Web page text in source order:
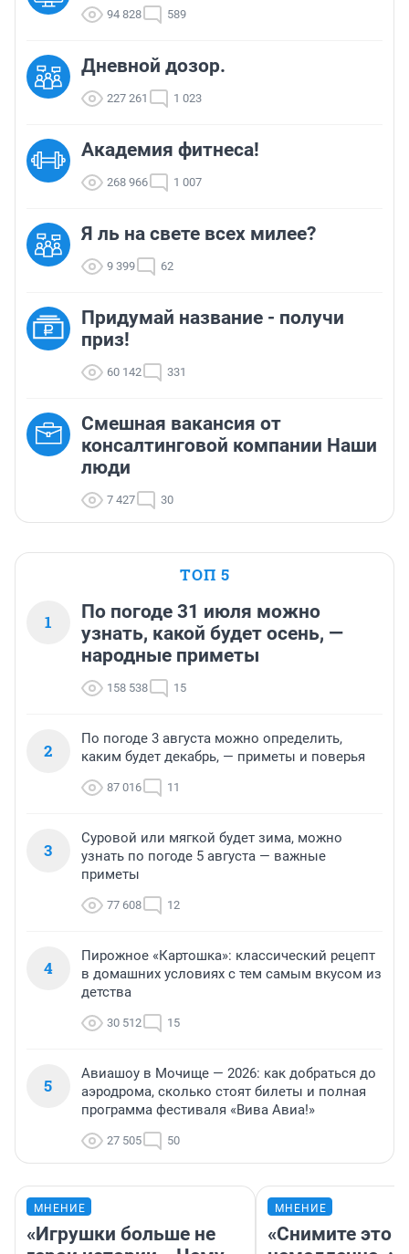
94 828 589
Дневной дозор.
227 261 1 023
Академия фитнеса!
268 966 1 007
Я ль на свете всех милее?
9 399 62
Придумай название - получи
приз!
60 142 331
Смешная вакансия от
консалтинговой компании Наши
люди
7 427 30
ТОП 5
1
По погоде 31 июля можно
узнать, какой будет осень, —
народные приметы
158 538 15
2
По погоде 3 августа можно определить,
каким будет декабрь, — приметы и поверья
87 016 11
3
Суровой или мягкой будет зима, можно
узнать по погоде 5 августа — важные
приметы
77 608 12
4
Пирожное «Картошка»: классический рецепт
в домашних условиях с тем самым вкусом из
детства
30 512 15
5
Авиашоу в Мочище — 2026: как добраться до
аэродрома, сколько стоят билеты и полная
программа фестиваля «Вива Авиа!»
27 505 50
МНЕНИЕ
«Игрушки больше не
МНЕНИЕ
«Снимите это